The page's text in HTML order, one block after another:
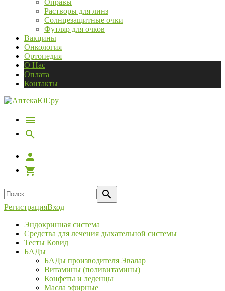
Оправы
Растворы для линз
Солнцезащитные очки
Футляр для очков
Вакцины
Онкология
Ортопедия
О Нас
Оплата
Контакты
РегистрацияВход
Эндокринная система
Средства для лечения дыхательной системы
Тесты Ковид
БАДы
БАДы производителя Эвалар
Витамины (поливитамины)
Конфеты и леденцы
Масла эфирные